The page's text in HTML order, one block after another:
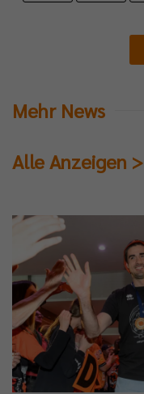
Mehr News
Alle Anzeigen >